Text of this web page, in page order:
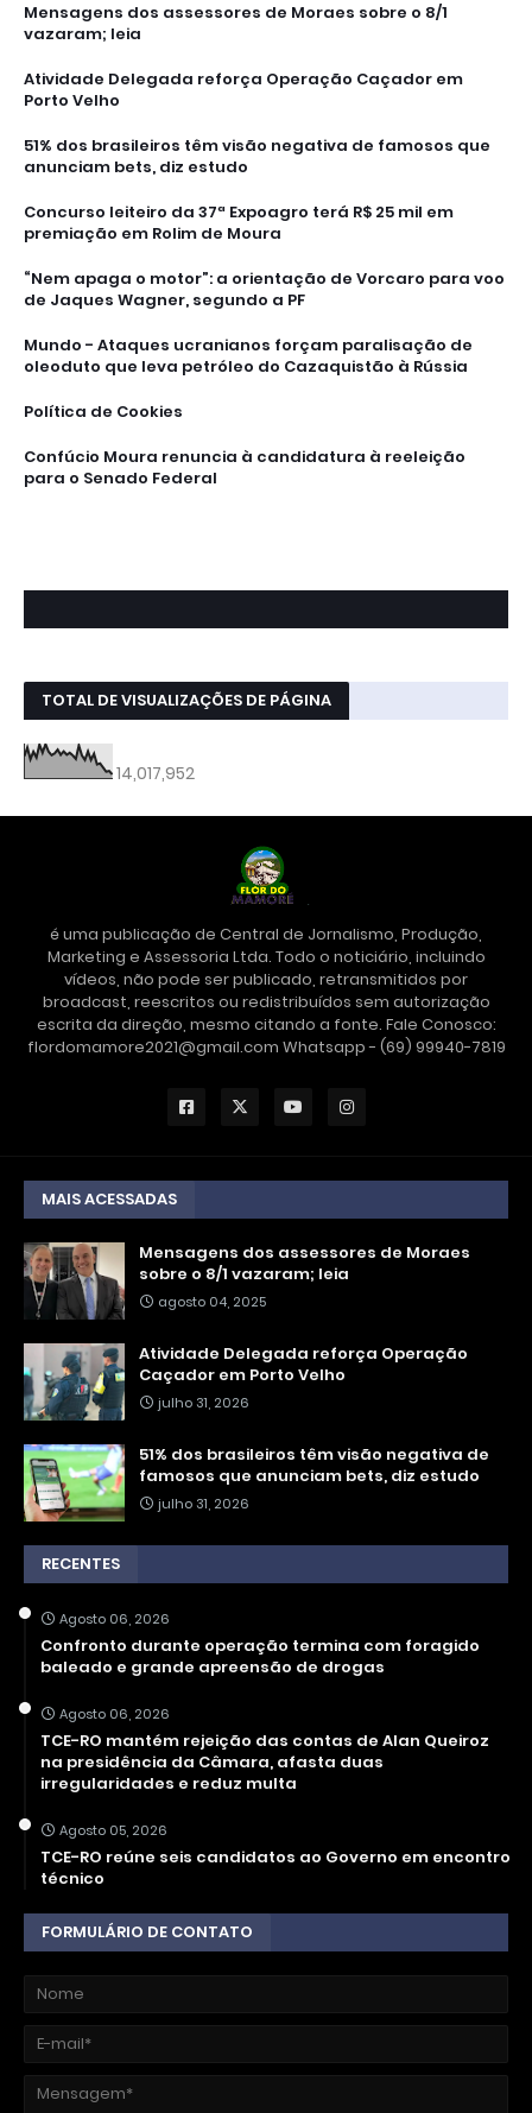
Mensagens dos assessores de Moraes sobre o 8/1
vazaram; leia
Atividade Delegada reforça Operação Caçador em
Porto Velho
51% dos brasileiros têm visão negativa de famosos que
anunciam bets, diz estudo
Concurso leiteiro da 37ª Expoagro terá R$ 25 mil em
premiação em Rolim de Moura
“Nem apaga o motor”: a orientação de Vorcaro para voo
de Jaques Wagner, segundo a PF
Mundo - Ataques ucranianos forçam paralisação de
oleoduto que leva petróleo do Cazaquistão à Rússia
Política de Cookies
Confúcio Moura renuncia à candidatura à reeleição
para o Senado Federal
TOTAL DE VISUALIZAÇÕES DE PÁGINA
14,017,952
é uma publicação de Central de Jornalismo, Produção,
Marketing e Assessoria Ltda. Todo o noticiário, incluindo
vídeos, não pode ser publicado, retransmitidos por
broadcast, reescritos ou redistribuídos sem autorização
escrita da direção, mesmo citando a fonte. Fale Conosco:
flordomamore2021@gmail.com Whatsapp - (69) 99940-7819
MAIS ACESSADAS
Mensagens dos assessores de Moraes
sobre o 8/1 vazaram; leia
agosto 04, 2025
Atividade Delegada reforça Operação
Caçador em Porto Velho
julho 31, 2026
51% dos brasileiros têm visão negativa de
famosos que anunciam bets, diz estudo
julho 31, 2026
RECENTES
Agosto 06, 2026
Confronto durante operação termina com foragido
baleado e grande apreensão de drogas
Agosto 06, 2026
TCE-RO mantém rejeição das contas de Alan Queiroz
na presidência da Câmara, afasta duas
irregularidades e reduz multa
Agosto 05, 2026
TCE-RO reúne seis candidatos ao Governo em encontro
técnico
FORMULÁRIO DE CONTATO